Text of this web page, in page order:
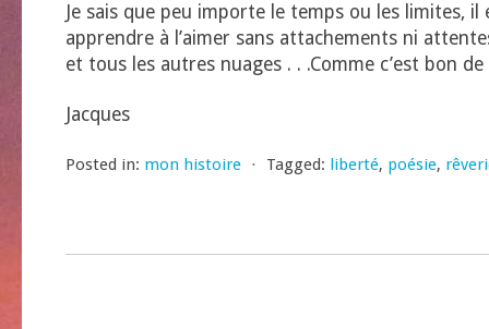
Je sais que peu importe le temps ou les limites, il
apprendre à l’aimer sans attachements ni
et tous les autres nuages . . .Comme c’est bon de
Jacques
Posted in: mon histoire ⋅ Tagged: liberté, poésie,